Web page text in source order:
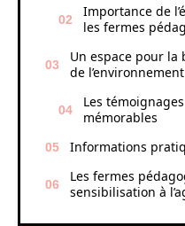
Importance de
les fermes
Un espace pour
de l’environnement
Les
mémorables
Informations
Les fermes
sensibilisation à